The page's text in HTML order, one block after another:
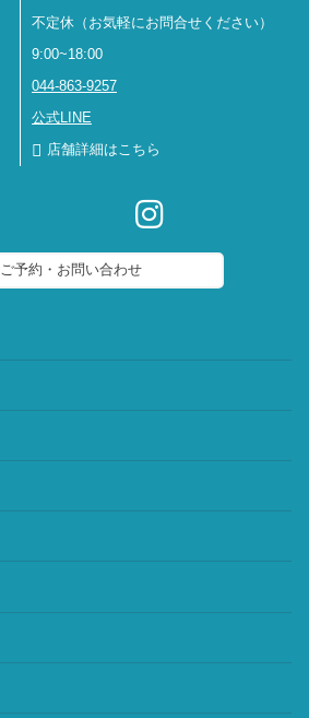
不定休（お気軽にお問合せください）
9:00~18:00
044-863-9257
公式LINE
店舗詳細はこちら
ご予約・お問い合わせ